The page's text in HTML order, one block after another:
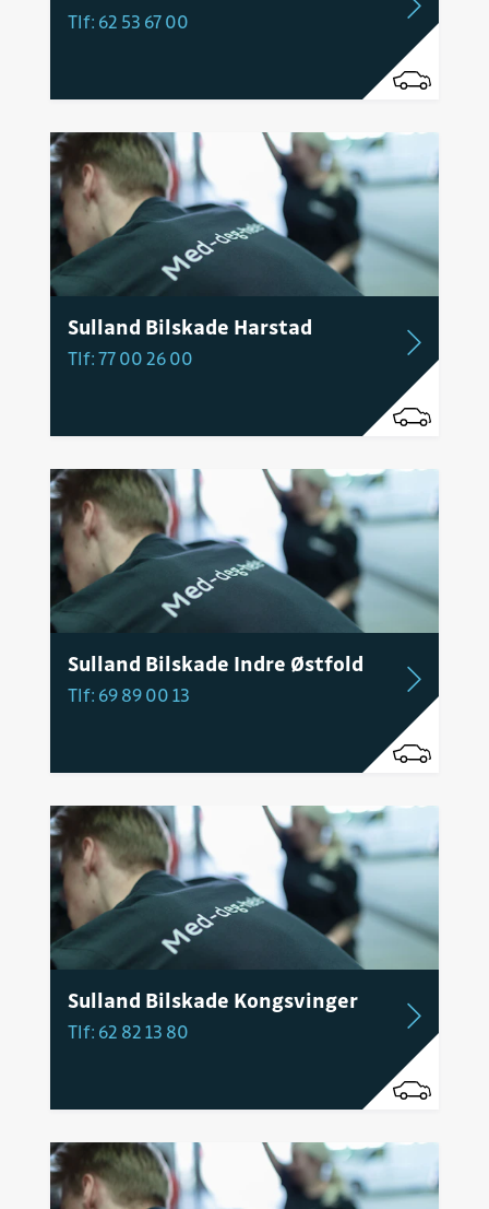
Tlf: 62 53 67 00
Sulland Bilskade Harstad
Tlf: 77 00 26 00
Sulland Bilskade Indre Østfold
Tlf: 69 89 00 13
Sulland Bilskade Kongsvinger
Tlf: 62 82 13 80